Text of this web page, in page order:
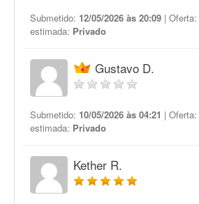
Submetido: 12/05/2026 às 20:09 | Oferta:
estimada: Privado
Gustavo D.
Submetido: 10/05/2026 às 04:21 | Oferta:
estimada: Privado
Kether R.